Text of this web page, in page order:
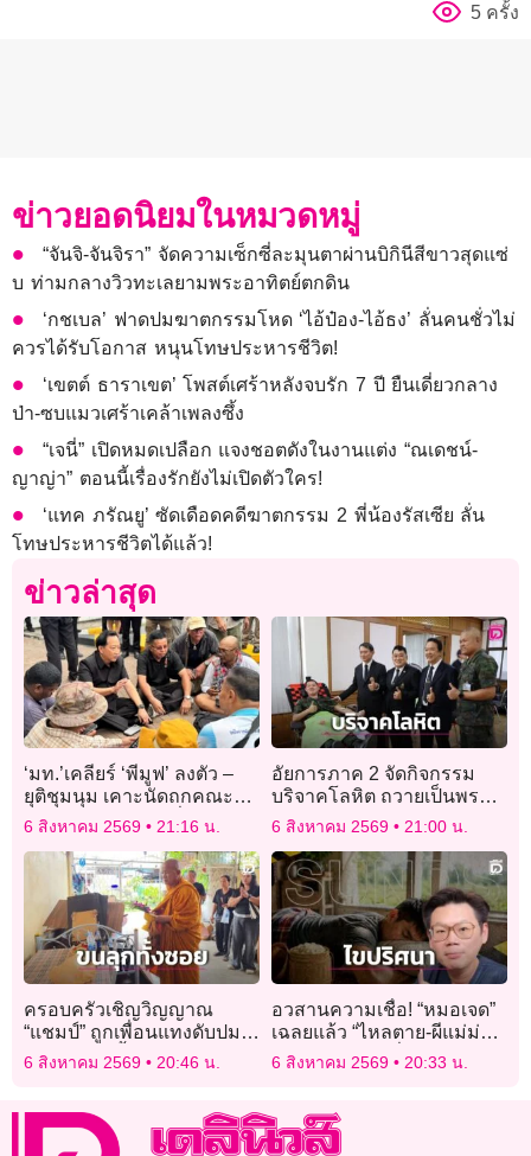
5 ครั้ง
ข่าวยอดนิยมในหมวดหมู่
“จันจิ-จันจิรา” จัดความเซ็กซี่ละมุนตาผ่านบิกินีสีขาวสุดแซ่
บ ท่ามกลางวิวทะเลยามพระอาทิตย์ตกดิน
‘กชเบล’ ฟาดปมฆาตกรรมโหด ‘ไอ้ป๋อง-ไอ้ธง’ ลั่นคนชั่วไม่
ควรได้รับโอกาส หนุนโทษประหารชีวิต!
‘เขตต์ ธาราเขต’ โพสต์เศร้าหลังจบรัก 7 ปี ยืนเดี่ยวกลาง
ป่า-ซบแมวเศร้าเคล้าเพลงซึ้ง
“เจนี่” เปิดหมดเปลือก แจงชอตดังในงานแต่ง “ณเดชน์-
ญาญ่า” ตอนนี้เรื่องรักยังไม่เปิดตัวใคร!
‘แทค ภรัณยู’ ซัดเดือดคดีฆาตกรรม 2 พี่น้องรัสเซีย ลั่น
โทษประหารชีวิตได้แล้ว!
ข่าวล่าสุด
‘มท.’เคลียร์ ‘พีมูฟ’ ลงตัว –
ยุติชุมนุม เคาะนัดถกคณะ
อนุฯร่วมแก้ปัญหาที่ดินทำกิน
6 สิงหาคม 2569 21:16 น.
อัยการภาค 2 จัดกิจกรรม
บริจาคโลหิต ถวายเป็นพระ
ราชกุศลฯ พร้อมเปิดให้
งานของพระองค์ภา
6 สิงหาคม 2569 21:00 น.
ครอบครัวเชิญวิญญาณ
“แชมป์” ถูกเพื่อนแทงดับปม
รักสามเส้า จี้ ตร. เร่งล่าตัว
6 สิงหาคม 2569 20:46 น.
อวสานความเชื่อ! “หมอเจด”
เฉลยแล้ว “ไหลตาย-ผีแม่ม่าย”
กินข้าวเหนียวเกี่ยวจริงไหม?
6 สิงหาคม 2569 20:33 น.